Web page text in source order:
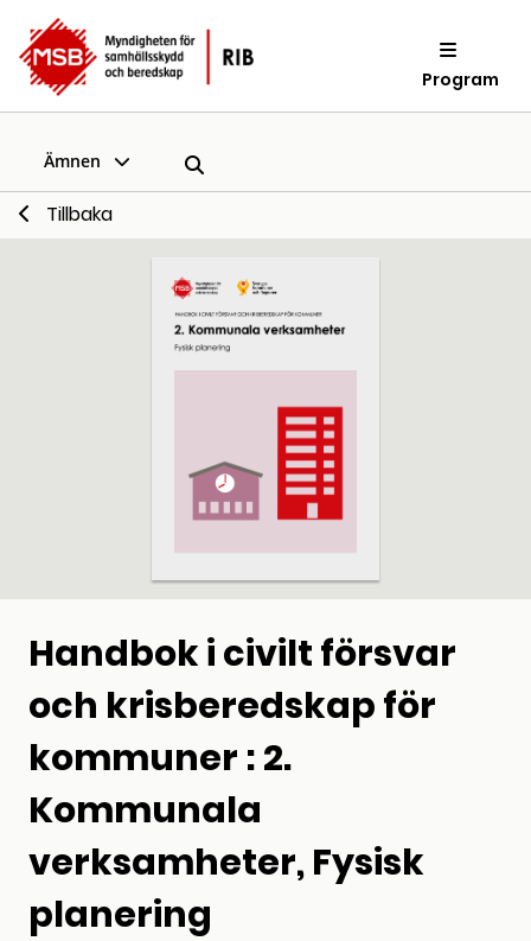
Program
Ämnen
Tillbaka
Handbok i civilt försvar
och krisberedskap för
kommuner : 2.
Kommunala
verksamheter, Fysisk
planering